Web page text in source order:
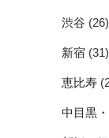
渋谷 (26)
新宿 (31)
恵比寿
中目黒